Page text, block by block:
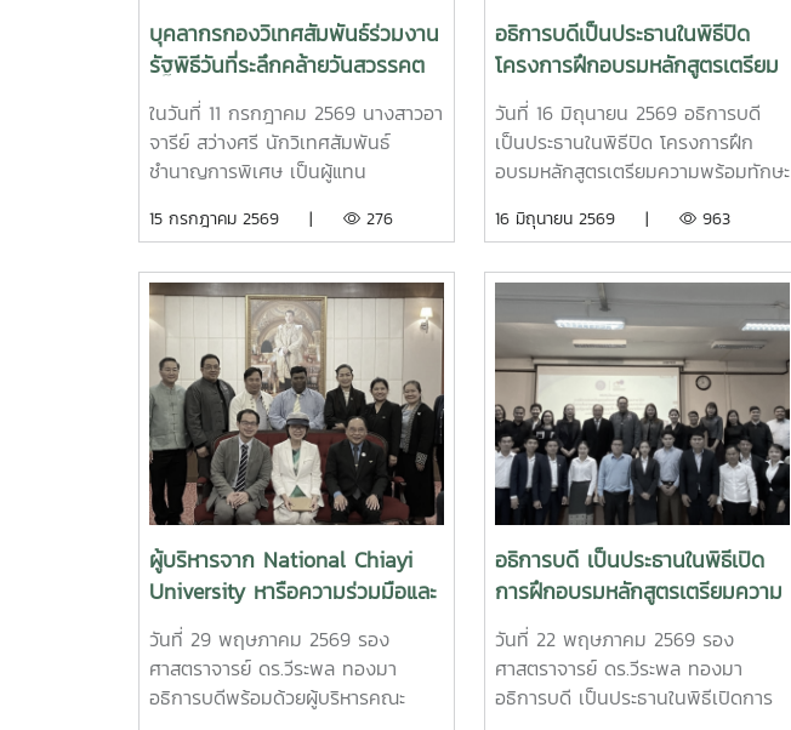
บุคลากรกองวิเทศสัมพันธ์ร่วมงาน
รัฐพิธีวันที่ระลึกคล้ายวันสวรรคต
"สมเด็จพระนารายณ์มหาราช"
ประจำปี 2569
ในวันที่ 11 กรกฎาคม 2569 นางสาวอา
จารีย์ สว่างศรี นักวิเทศสัมพันธ์
ชำนาญการพิเศษ เป็นผู้แทน
ที่ระลึกคล้ายวันสวรรคต "สมเด็จพระ
ห้องประชุมเฉลิมพระเกียรติ 80
พรรษา ศูนย์ราชการจังหวัดเชียงใหม่
15 กรกฎาคม 2569 | 276
อธิการบดีเป็นประธานในพิธีปิด
โครงการฝึกอบรมหลักสูตรเตรียม
ความพร้อมทักษะภาษาไทย (เพื่อ
การสื่อสารและการเขียนเอกสาร
วิชาการ) และภาษาอังกฤษให้แก่
ผู้รับทุนรัฐบาลไทยระดับปริญญา
โท
วันที่ 16 มิถุนายน 2569 อธิการบดี
เป็นประธานในพิธีปิด โครงการฝึก
อบรมหลักสูตรเตรียมความพร้อมทักษะ
เอกสารวิชาการ) และภาษาอังกฤษให้
สาขาการพัฒนาทรัพยากรมนุษย์ ภาย
ใต้แผนงานความร่วมมือเพื่อการ
พัฒนาไทย - ลาวประจำปี 2569คณะ
ศิลปศาสตร์ มหาวิทยาลัยแม่โจ้ ได้รับ
การสนับสนุนงบประมาณจากกรม
ความร่วมมือระหว่างประเทศ กระทรวง
การต่างประเทศ จัดฝึกอบรมให้แก่ผู้รับ
ทุนรัฐบาลไทยจากสาธารณรัฐ
ประชาธิปไตยประชาชนลาว จำนวน 22
ราย ระหว่างวันที่ 18 พฤษภาคม - 18
มิถุนายน 2569 ภายหลังจากการฝึก
อบรมผู้รับทุนจะไปศึกษาระดับปริญญา
โท ณ มหาวิทยาลัยต่าง ๆ ใน
ประเทศไทยต่อไป
16 มิถุนายน 2569 | 963
ผู้บริหารจาก National Chiayi
University หารือความร่วมมือและ
สานต่อกิจกรรมทางวิชาการ
ระหว่างสองสถาบัน
วันที่ 29 พฤษภาคม 2569 รอง
ศาสตราจารย์ ดร.วีระพล ทองมา
อธิการบดีพร้อมด้วยผู้บริหารคณะ
อธิการบดี เป็นประธานในพิธีเปิด
การฝึกอบรมหลักสูตรเตรียมความ
พร้อมทักษะภาษาไทย (เพื่อการ
สื่อสารและการเขียนเอกสาร
วิชาการ) และภาษาอังกฤษให้แก่
วันที่ 22 พฤษภาคม 2569 รอง
ศาสตราจารย์ ดร.วีระพล ทองมา
อธิการบดี เป็นประธานในพิธีเปิดการ